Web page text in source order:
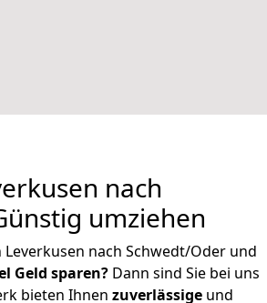
nach
umziehen
nach Schwedt/Oder und
Geld sparen? Dann sind Sie bei uns
bieten Ihnen zuverlässige und